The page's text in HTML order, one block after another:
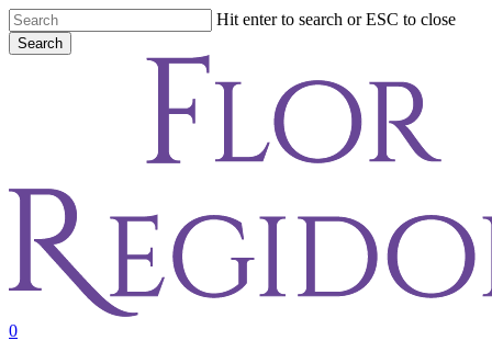
Skip
to
main
Hit enter to search or ESC to close
Search
account
0